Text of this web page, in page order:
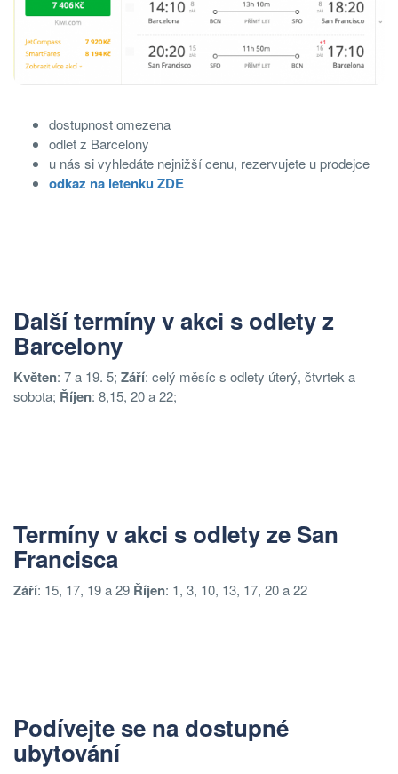
dostupnost omezena
odlet z Barcelony
u nás si vyhledáte nejnižší cenu, rezervujete u prodejce
odkaz na letenku ZDE
Další termíny v akci s odlety z
Barcelony
Květen: 7 a 19. 5; Září: celý měsíc s odlety úterý, čtvrtek a
sobota; Říjen: 8,15, 20 a 22;
Termíny v akci s odlety ze San
Francisca
Září: 15, 17, 19 a 29 Říjen: 1, 3, 10, 13, 17, 20 a 22
Podívejte se na dostupné
ubytování